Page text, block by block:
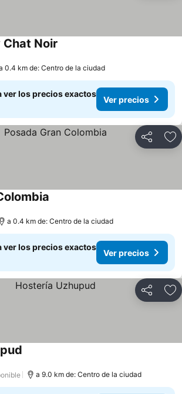
Noir
0.4 km de: Centro de la ciudad
ver los precios exactos
Ver precios
Compartir
a 0.4 km de: Centro de la ciudad
ver los precios exactos
Ver precios
Compartir
a 9.0 km de: Centro de la ciudad